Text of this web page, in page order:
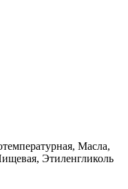
Масла,
Этиленгликоль